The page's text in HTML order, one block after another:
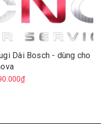
Dài Bosch - dùng cho